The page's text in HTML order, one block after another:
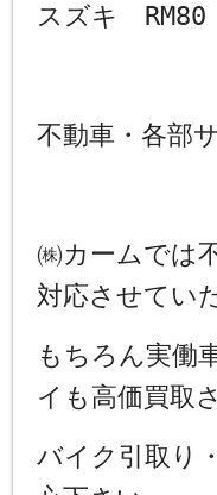
スズキ
不動車・各部
㈱カームでは
対応させてい
もちろん実働
イも高価買取
バイク引取り